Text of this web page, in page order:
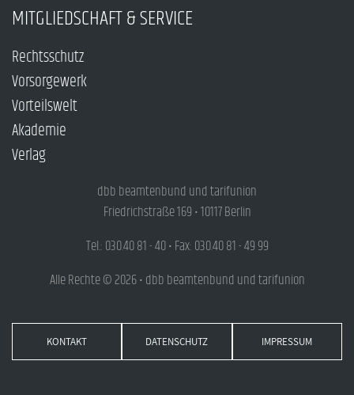
MITGLIEDSCHAFT & SERVICE
Rechtsschutz
Vorsorgewerk
Vorteilswelt
Akademie
Verlag
dbb beamtenbund und tarifunion
Friedrichstraße 169 • 10117 Berlin
Tel.: 030.40 81 - 40 • Fax: 030.40 81 - 49 99
Alle Rechte © 2026 • dbb beamtenbund und tarifunion
KONTAKT DATENSCHUTZ IMPRESSUM